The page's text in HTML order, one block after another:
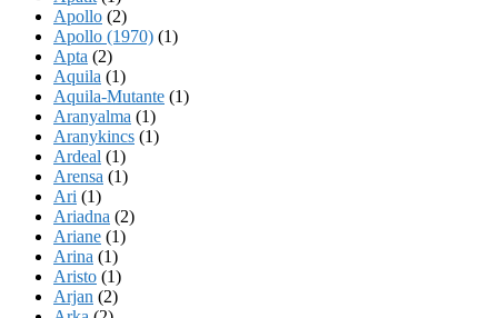
Apollo (2)
Apollo (1970) (1)
Apta (2)
Aquila (1)
Aquila-Mutante (1)
Aranyalma (1)
Aranykincs (1)
Ardeal (1)
Arensa (1)
Ari (1)
Ariadna (2)
Ariane (1)
Arina (1)
Aristo (1)
Arjan (2)